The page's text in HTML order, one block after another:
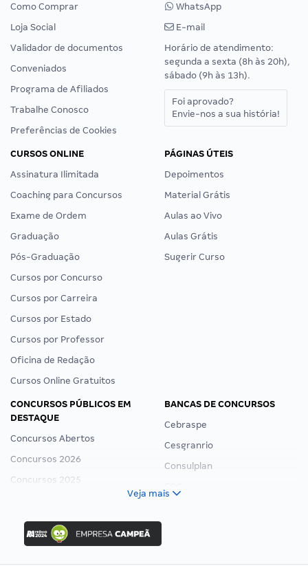
Como Comprar
Loja Social
Validador de documentos
Conveniados
Programa de Afiliados
Trabalhe Conosco
Preferências de Cookies
WhatsApp
E-mail
Horário de atendimento:
segunda a sexta (8h às 20h),
sábado (9h às 13h).
Foi aprovado?
Envie-nos a sua história!
CURSOS ONLINE
Assinatura Ilimitada
Coaching para Concursos
Exame de Ordem
Graduação
Pós-Graduação
Cursos por Concurso
Cursos por Carreira
Cursos por Estado
Cursos por Professor
Oficina de Redação
Cursos Online Gratuitos
PÁGINAS ÚTEIS
Depoimentos
Material Grátis
Aulas ao Vivo
Aulas Grátis
Sugerir Curso
CONCURSOS PÚBLICOS EM
DESTAQUE
Concursos Abertos
Concursos 2026
Concursos 2025
Concurso Ibama
Concurso MPU
Editais publicados
BANCAS DE CONCURSOS
Cebraspe
Cesgranrio
Consulplan
Veja mais